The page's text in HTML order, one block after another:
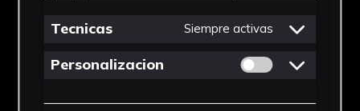
Tecnicas Siempre activas
Personalizacion Permitir cookies